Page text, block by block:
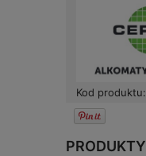
Kod produktu: